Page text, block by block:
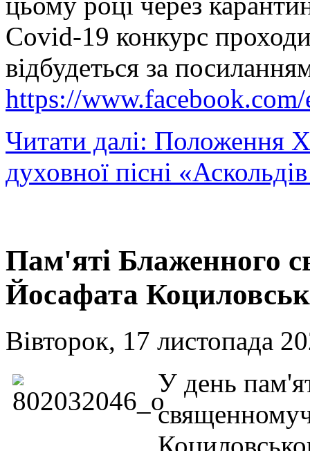
Covid-19 конкурс
відбудеться за
https://
Читати далі: Положення
духовної пісні
Пам'яті Блаженного
Йосафата
Вівторок, 17 листопада
У день